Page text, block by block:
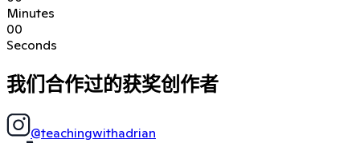
Minutes
00
Seconds
我们合作过的获奖创作者
@teachingwithadrian